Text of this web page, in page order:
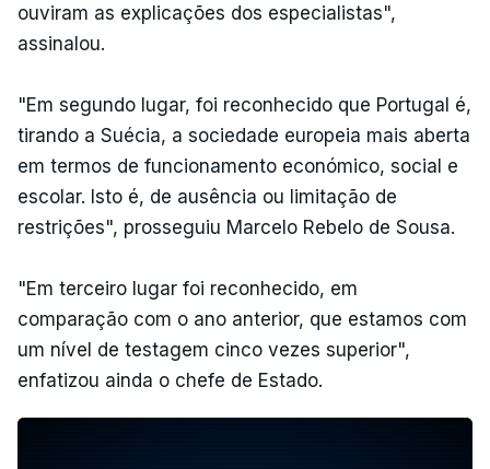
ouviram as explicações dos especialistas",
assinalou.
"Em segundo lugar, foi reconhecido que Portugal é,
tirando a Suécia, a sociedade europeia mais aberta
em termos de funcionamento económico, social e
escolar. Isto é, de ausência ou limitação de
restrições", prosseguiu Marcelo Rebelo de Sousa.
"Em terceiro lugar foi reconhecido, em
comparação com o ano anterior, que estamos com
um nível de testagem cinco vezes superior",
enfatizou ainda o chefe de Estado.